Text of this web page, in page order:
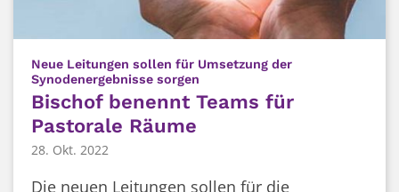
Neue Leitungen sollen für Umsetzung der
Synodenergebnisse sorgen
Bischof benennt Teams für
Pastorale Räume
28. Okt. 2022
Die neuen Leitungen sollen für die